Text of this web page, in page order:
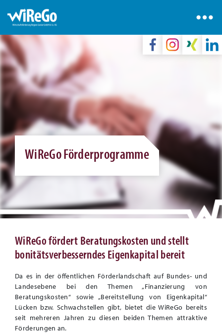
WiReGo Förderprogramme
WiReGo fördert Beratungskosten und stellt
bonitätsverbesserndes Eigenkapital bereit
Da es in der öffentlichen Förderlandschaft auf Bundes- und
Landesebene bei den Themen „Finanzierung von
Beratungskosten“ sowie „Bereitstellung von Eigenkapital“
Lücken bzw. Schwachstellen gibt, bietet die WiReGo bereits
seit mehreren Jahren zu diesen beiden Themen attraktive
Förderungen an.